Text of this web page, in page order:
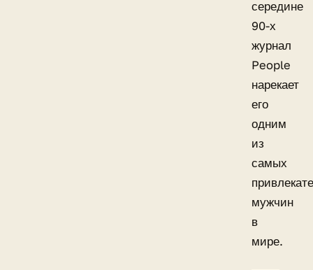
середине
90-х
журнал
People
нарекает
его
одним
из
самых
мужчин
в
мире.